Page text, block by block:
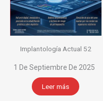
Implantología Actual 52
1 De Septiembre De 2025
Leer más